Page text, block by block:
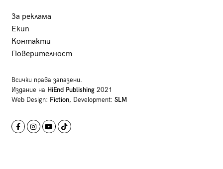
За реклама
Екип
Контакти
Поверителност
Всички права запазени.
Издание на HiEnd Publishing2021
Web Design: Fiction, Development: SLM